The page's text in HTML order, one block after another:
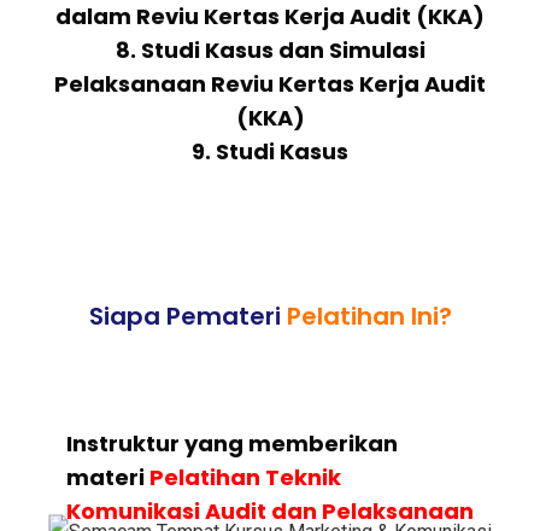
dalam Reviu Kertas Kerja Audit (KKA)
8. Studi Kasus dan Simulasi
Pelaksanaan Reviu Kertas Kerja Audit
(KKA)
9. Studi Kasus
Siapa Pemateri Pelatihan Ini?
Instruktur yang memberikan
materi Pelatihan Teknik
Komunikasi Audit dan Pelaksanaan